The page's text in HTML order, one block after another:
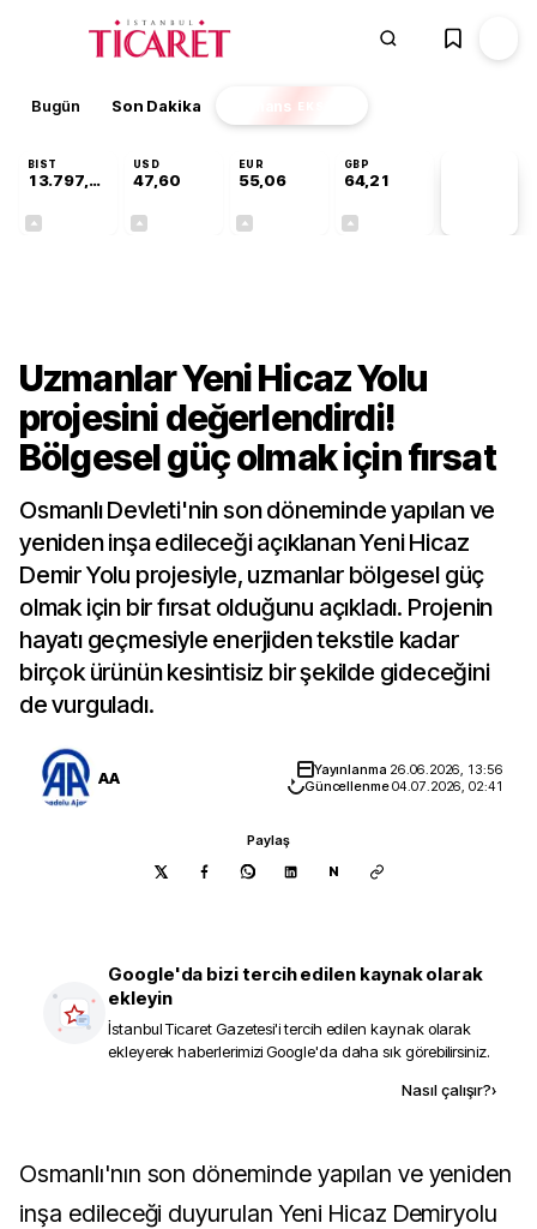
Bugün Son Dakika Finans EKSTRA
BIST
13.797,21
USD
47,60
EUR
55,06
GBP
64,21
Uzmanlar Yeni Hicaz Yolu
projesini değerlendirdi!
Bölgesel güç olmak için fırsat
Osmanlı Devleti'nin son döneminde yapılan ve
yeniden inşa edileceği açıklanan Yeni Hicaz
Demir Yolu projesiyle, uzmanlar bölgesel güç
olmak için bir fırsat olduğunu açıkladı. Projenin
hayatı geçmesiyle enerjiden tekstile kadar
birçok ürünün kesintisiz bir şekilde gideceğini
de vurguladı.
AA Yayınlanma 26.06.2026, 13:56
Güncellenme04.07.2026, 02:41
Paylaş
N
Google'da bizi tercih edilen kaynak olarak
ekleyin
İstanbul Ticaret Gazetesi'i tercih edilen kaynak olarak
ekleyerek haberlerimizi Google'da daha sık görebilirsiniz.
Nasıl çalışır?›
Osmanlı'nın son döneminde yapılan ve yeniden
inşa edileceği duyurulan Yeni Hicaz Demiryolu